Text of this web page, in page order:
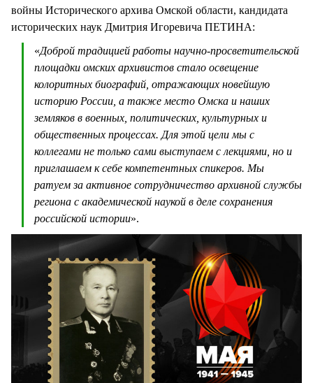
войны Исторического архива Омской области, кандидата
исторических наук Дмитрия Игоревича ПЕТИНА:
«Доброй традицией работы научно-просветительской
площадки омских архивистов стало освещение
колоритных биографий, отражающих новейшую
историю России, а также место Омска и наших
земляков в военных, политических, культурных и
общественных процессах. Для этой цели мы с
коллегами не только сами выступаем с лекциями, но и
приглашаем к себе компетентных спикеров. Мы
ратуем за активное сотрудничество архивной службы
региона с академической наукой в деле сохранения
российской истории».